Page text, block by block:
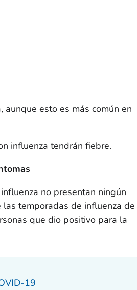
esto es más común en
influenza tendrán fiebre.
no presentan ningún
las temporadas de influenza de
que dio positivo para la
19